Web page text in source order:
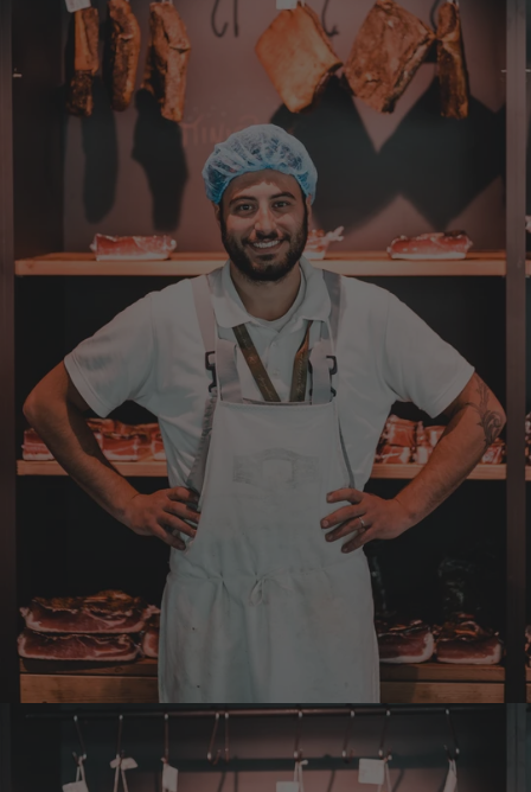
Silvia
Verifizierter Kunde
Schmeckt alles sehe lecker würde und werde
immer wieder bestellen. 👍🤤🤤❤️
7.8.2026
Verifizierter Kunde
Eurer Speck 🥓 ist einfach zum reinknien. Der
Geschmack… wie auf Wolke sieben.
Verifizierter Kunde
Qualität, Geschmack die Lieferung und die
Verpackung, alles super. Bei kleinen
Problemen wurde sofort geholfen. Hier kann
man ohne bedenken bestellen.
7.8.2026
Steffi
Sehr gute Produkte und auch eine schnelle
Lieferung. Produkte auch lange haltbar.
Bernhard